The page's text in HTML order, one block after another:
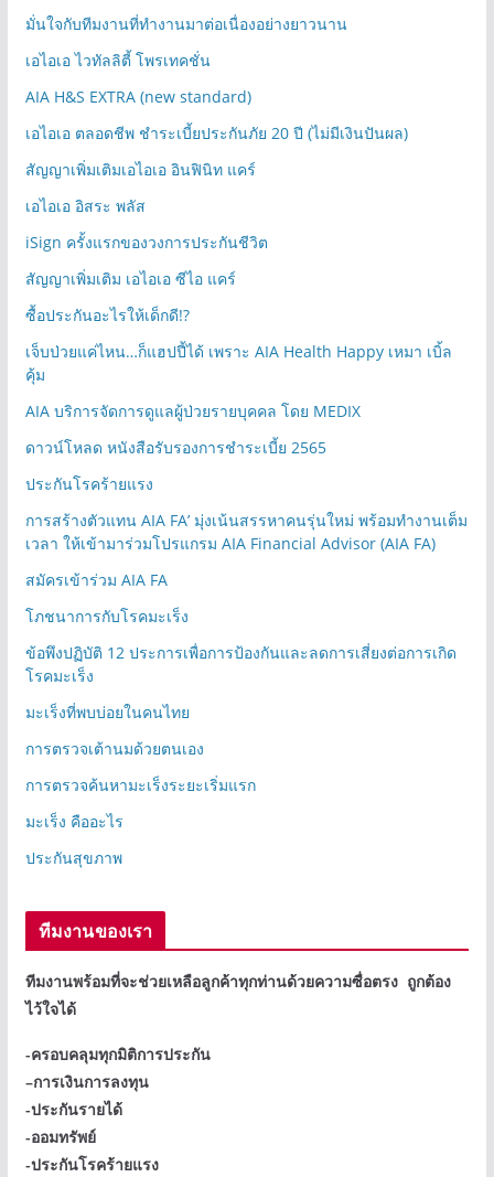
มั่นใจกับทีมงานที่ทำงานมาต่อเนื่องอย่างยาวนาน
เอไอเอ ไวทัลลิตี้ โพรเทคชั่น
AIA H&S EXTRA (new standard)
เอไอเอ ตลอดชีพ ชำระเบี้ยประกันภัย 20 ปี (ไม่มีเงินปันผล)
สัญญาเพิ่มเติมเอไอเอ อินฟินิท แคร์
เอไอเอ อิสระ พลัส
iSign ครั้งแรกของวงการประกันชีวิต
สัญญาเพิ่มเติม เอไอเอ ซีไอ แคร์
ซื้อประกันอะไรให้เด็กดี!?
เจ็บป่วยแค่ไหน…ก็แฮปปี้ได้ เพราะ AIA Health Happy เหมา เบิ้ล
คุ้ม
AIA บริการจัดการดูแลผู้ป่วยรายบุคคล โดย MEDIX
ดาวน์โหลด หนังสือรับรองการชำระเบี้ย 2565
ประกันโรคร้ายแรง
การสร้างตัวแทน AIA FA’ มุ่งเน้นสรรหาคนรุ่นใหม่ พร้อมทำงานเต็ม
เวลา ให้เข้ามาร่วมโปรแกรม AIA Financial Advisor (AIA FA)
สมัครเข้าร่วม AIA FA
โภชนาการกับโรคมะเร็ง
ข้อพึงปฏิบัติ 12 ประการเพื่อการป้องกันและลดการเสี่ยงต่อการเกิด
โรคมะเร็ง
มะเร็งที่พบบ่อยในคนไทย
การตรวจเต้านมด้วยตนเอง
การตรวจค้นหามะเร็งระยะเริ่มแรก
มะเร็ง คืออะไร
ประกันสุขภาพ
ทีมงานของเรา
ทีมงานพร้อมที่จะช่วยเหลือลูกค้าทุกท่านด้วยความซื่อตรง ถูกต้อง
ไว้ใจได้
-ครอบคลุมทุกมิติการประกัน
–การเงินการลงทุน
-ประกันรายได้
-ออมทรัพย์
-ประกันโรคร้ายแรง